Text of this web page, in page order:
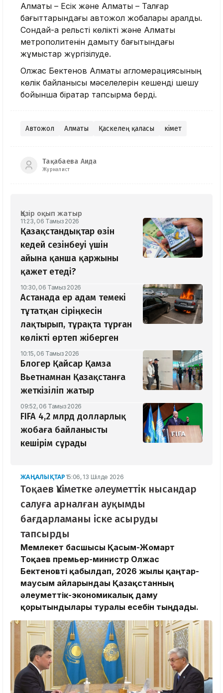
Алматы – Есік және Алматы – Талғар
бағыттарындағы автожол жобалары қаралды.
Сондай-ақ рельсті көлікті және Алматы
метрополитенін дамыту бағытындағы
жұмыстар жүргізілуде.
Олжас Бектенов Алматы агломерациясының
көлік байланысы мәселелерін кешенді шешу
бойынша бірқатар тапсырма берді.
Автожол Алматы Қаскелең қаласы Үкімет
Тақабаева Аида
Журналист
Қазір оқып жатыр
11:23, 06 Тамыз 2026
Қазақстандықтар өзін
кедей сезінбеуі үшін
айына қанша қаржыны
қажет етеді?
10:30, 06 Тамыз 2026
Астанада ер адам темекі
тұтатқан сіріңкесін
лақтырып, тұрақта тұрған
көлікті өртеп жіберген
10:15, 06 Тамыз 2026
Блогер Қайсар Қамза
Вьетнамнан Қазақстанға
жеткізіліп жатыр
09:52, 06 Тамыз 2026
FIFA 4,2 млрд долларлық
жобаға байланысты
кешірім сұрады
ЖАҢАЛЫҚТАР 15:06, 13 Шілде 2026
Тоқаев Үкіметке әлеуметтік нысандар
салуға арналған ауқымды
бағдарламаны іске асыруды
тапсырды
Мемлекет басшысы Қасым-Жомарт
Тоқаев премьер-министр Олжас
Бектеновті қабылдап, 2026 жылғы қаңтар-
маусым айларындағы Қазақстанның
әлеуметтік-экономикалық даму
қорытындылары туралы есебін тыңдады.